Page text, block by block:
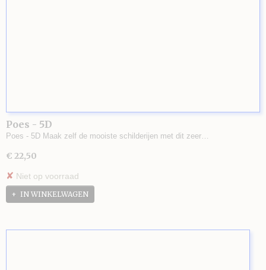
Poes - 5D
Poes - 5D Maak zelf de mooiste schilderijen met dit zeer…
€ 22,50
✘ Niet op voorraad
IN WINKELWAGEN